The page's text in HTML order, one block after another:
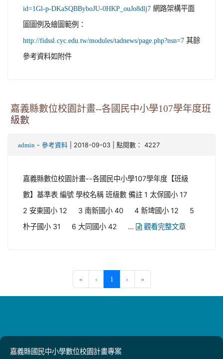
id=1Gl-p-DKaSQBByboJU-0HKP_ouJo8dlj7 網路架構平面
圖圖例及繪圖範例：
http://fidssl.cyc.edu.tw/modules/tadnews/page.php?nsn=7 其餘
參考資料如附件
嘉義縣數位校園計畫--各國民中小學107學年度班
級數
admin - 參考資料 | 2018-09-03 | 點閱數： 4227
嘉義縣數位校園計畫--各國民中小學107學年度【班級
數】基準表 編號 學校名稱 班級數 備註 1 太保國小 17
2 安東國小 12 3 南新國小 40 4 新埤國小 12 5
朴子國小 31 6 大同國小 42 ...
觀看完整文章
« ‹ 1 (current)
› »
嘉義縣國民中小學數位校園計畫專案